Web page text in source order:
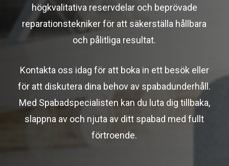
högkvalitativa reservdelar och beprövade
reparationstekniker för att säkerställa hållbara
och pålitliga resultat.
Kontakta oss idag för att boka in ett besök eller
för att diskutera dina behov av spabadunderhåll.
Med Spabadspecialisten kan du luta dig tillbaka,
slappna av och njuta av ditt spabad med fullt
förtroende.